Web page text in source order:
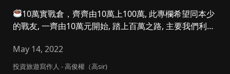
10萬實戰倉，齊齊由10萬上100萬, 此專欄希望同本少
的戰友, 一齊由10萬元開始, 踏上百萬之路, 主要我們利潤
May 14, 2022
投資旅遊寫作人 - 高俊權（高sir)